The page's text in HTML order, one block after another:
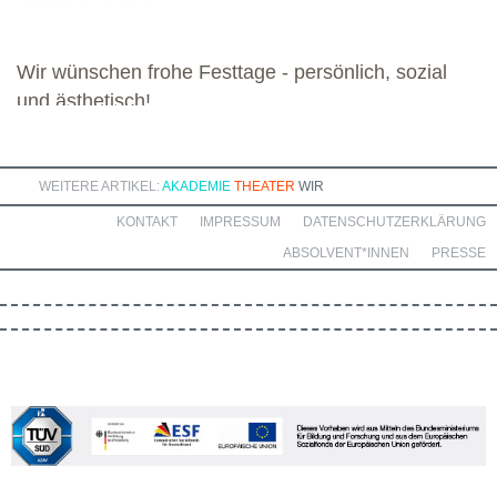
Wir wünschen frohe Festtage - persönlich, sozial
und ästhetisch!
WEITERE ARTIKEL: AKADEMIE THEATER WIR
DATENSCHUTZERKLÄRUNG
IMPRESSUM
KONTAKT
PRESSE
ABSOLVENT*INNEN